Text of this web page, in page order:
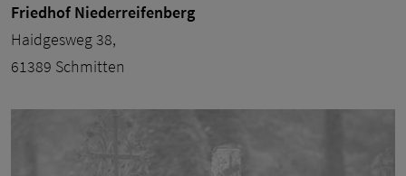
Friedhof Niederreifenberg
Haidgesweg 38,
61389 Schmitten